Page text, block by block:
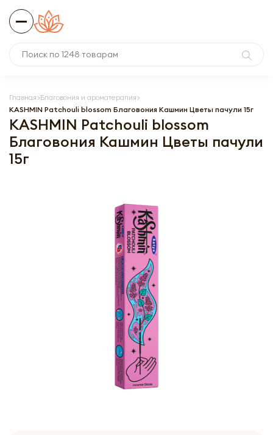
Главная Благовония и ароматерапия
KASHMIN Patchouli blossom Благовония Кашмин Цветы пачули 15г
KASHMIN Patchouli blossom
Благовония Кашмин Цветы пачули
15г